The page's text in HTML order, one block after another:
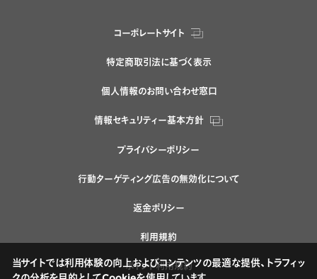
コーポレートサイト
特定商取引法に基づく表示
個人情報のお問い合わせ窓口
情報セキュリティー基本方針
プライバシーポリシー
行動ターゲティング広告の無効化について
返金ポリシー
利用規約
ポイント利用規約
当サイトでは利用体験の向上およびコンテンツの最適な提供、トラフィッ